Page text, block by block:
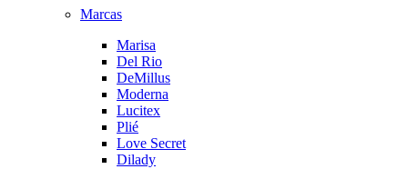
Marcas
Marisa
Del Rio
DeMillus
Moderna
Lucitex
Plié
Love Secret
Dilady